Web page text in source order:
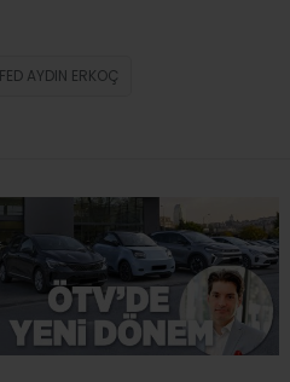
AYDIN ERKOÇ